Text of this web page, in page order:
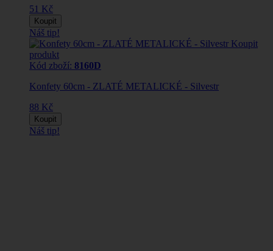
51 Kč
Koupit
Náš tip!
Koupit
produkt
Kód zboží: 8160D
Konfety 60cm - ZLATÉ METALICKÉ - Silvestr
88 Kč
Koupit
Náš tip!